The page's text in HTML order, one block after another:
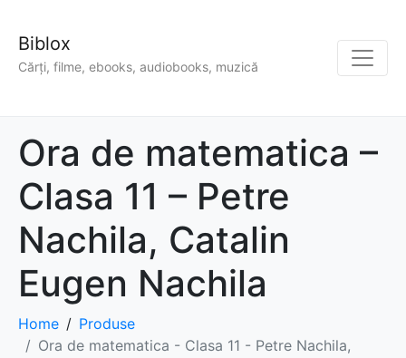
Biblox
Cărți, filme, ebooks, audiobooks, muzică
Ora de matematica –
Clasa 11 – Petre
Nachila, Catalin
Eugen Nachila
Home
Produse
Ora de matematica - Clasa 11 - Petre Nachila,